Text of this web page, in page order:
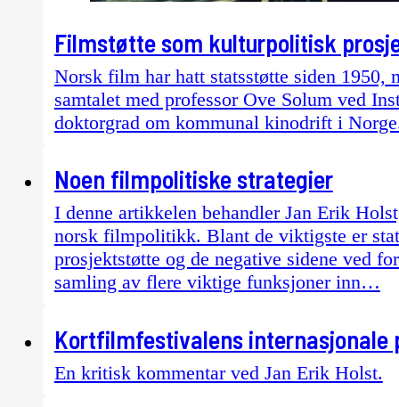
Filmstøtte som kulturpolitisk
Norsk film har hatt statsstøtte siden 1950,
samtalet med professor Ove Solum ved
doktorgrad om kommunal kinodrift i
Noen filmpolitiske strategier
I denne artikkelen behandler Jan Erik
norsk filmpolitikk. Blant de viktigste er
prosjektstøtte og de negative sidene ved
samling av flere viktige funksjoner inn…
Kortfilmfestivalens internasjonale
En kritisk kommentar ved Jan Erik Holst.